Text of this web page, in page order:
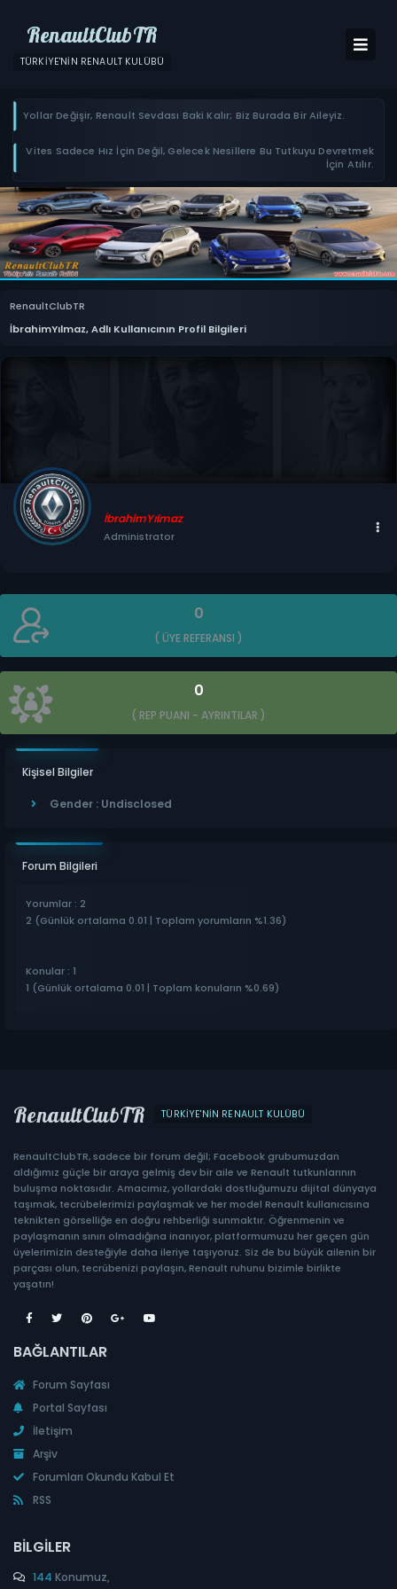
RenaultClubTR
TÜRKIYE'NIN RENAULT KULÜBÜ
Yollar Değişir, Renault Sevdası Baki Kalır; Biz Burada Bir Aileyiz.
Vites Sadece Hız İçin Değil, Gelecek Nesillere Bu Tutkuyu Devretmek
İçin Atılır.
RenaultClubTR
İbrahimYılmaz, Adlı Kullanıcının Profil Bilgileri
İbrahimYılmaz
Administrator
0
( ÜYE REFERANSI )
0
( REP PUANI - AYRINTILAR )
Kişisel Bilgiler
Gender : Undisclosed
Forum Bilgileri
Yorumlar : 2
2 (Günlük ortalama 0.01 | Toplam yorumların %1.36)
Konular : 1
1 (Günlük ortalama 0.01 | Toplam konuların %0.69)
RenaultClubTR TÜRKIYE'NIN RENAULT KULÜBÜ
RenaultClubTR, sadece bir forum değil; Facebook grubumuzdan
aldığımız güçle bir araya gelmiş dev bir aile ve Renault tutkunlarının
buluşma noktasıdır. Amacımız, yollardaki dostluğumuzu dijital dünyaya
taşımak, tecrübelerimizi paylaşmak ve her model Renault kullanıcısına
teknikten görselliğe en doğru rehberliği sunmaktır. Öğrenmenin ve
paylaşmanın sınırı olmadığına inanıyor, platformumuzu her geçen gün
üyelerimizin desteğiyle daha ileriye taşıyoruz. Siz de bu büyük ailenin bir
parçası olun, tecrübenizi paylaşın, Renault ruhunu bizimle birlikte
yaşatın!
BAĞLANTILAR
Forum Sayfası
Portal Sayfası
İletişim
Arşiv
Forumları Okundu Kabul Et
RSS
BILGILER
144 Konumuz,